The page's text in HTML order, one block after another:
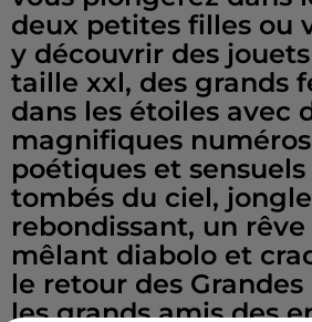
deux petites filles ou
y découvrir des
taille xxl, des grands
dans les étoiles avec
magnifiques
poétiques et
tombés du ciel,
rebondissant, un
mêlant diabolo et
le retour des
les grands amis des